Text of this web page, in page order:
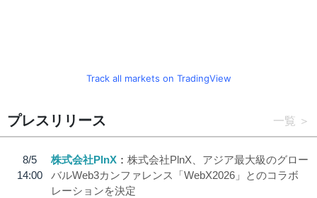
Track all markets on TradingView
プレスリリース 一覧
8/5
14:00
株式会社PlnX
株式会社PlnX、アジア最大級のグロー
バルWeb3カンファレンス「WebX2026」とのコラボ
レーションを決定